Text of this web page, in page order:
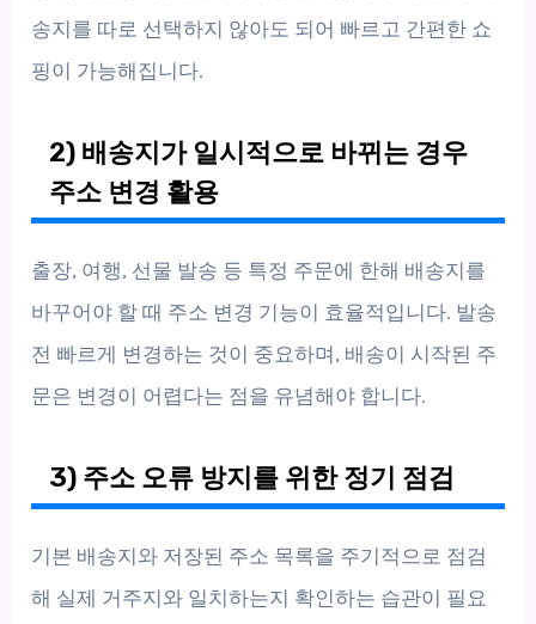
송지를 따로 선택하지 않아도 되어 빠르고 간편한 쇼
핑이 가능해집니다.
2) 배송지가 일시적으로 바뀌는 경우
주소 변경 활용
출장, 여행, 선물 발송 등 특정 주문에 한해 배송지를
바꾸어야 할 때 주소 변경 기능이 효율적입니다. 발송
전 빠르게 변경하는 것이 중요하며, 배송이 시작된 주
문은 변경이 어렵다는 점을 유념해야 합니다.
3) 주소 오류 방지를 위한 정기 점검
기본 배송지와 저장된 주소 목록을 주기적으로 점검
해 실제 거주지와 일치하는지 확인하는 습관이 필요